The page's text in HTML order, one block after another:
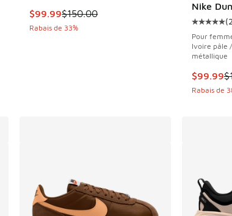
passé de $180.00 à $129.99
Cet article est en solde. Le prix est passé de
$99.99$150.00
Rabais de 33%
Nike
Cote
(2
Pour
Ivoire pâle
métallique
Cet
$99.99
Rabais de